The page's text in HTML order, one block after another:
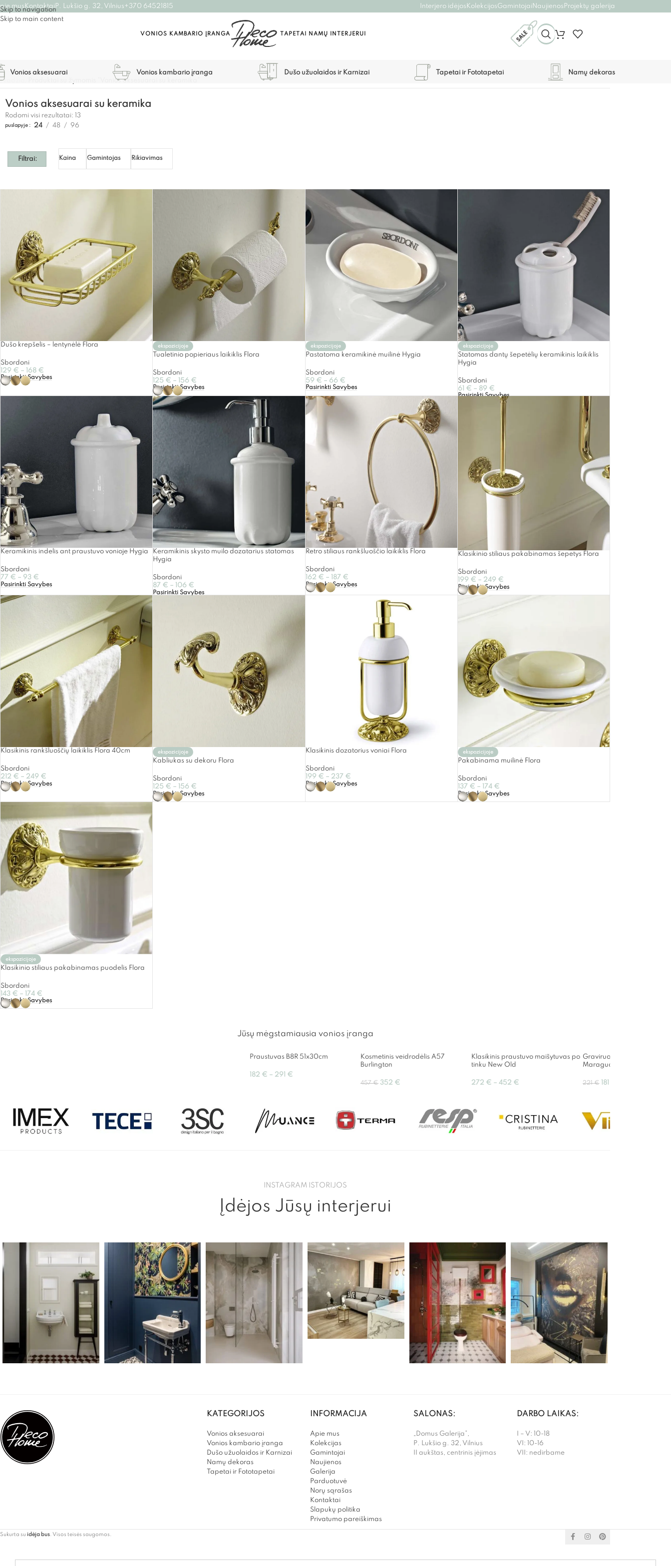
Skip to navigation
Skip to main content
mus Kontaktai P. Lukšio g. 32, Vilnius +370 64521815 Interjero idėjos KolekcijosGamintojai Naujienos Projektų galerija
VONIOS KAMBARIO ĮRANGA TAPETAI NAMŲ INTERJERUI
Vonios aksesuarai Vonios kambario įranga Dušo užuolaidos ir Karnizai Tapetai ir Fototapetai
Namų dekoras
Pradžia
Produktai su žymomis “Vonios aksesuarai su keramika”
Vonios aksesuarai su keramika
Rodomi visi rezultatai: 13
puslapyje 24 48 96
Filtrai: Kaina Gamintojas Rikiavimas
Dušo krepšelis – lentynėlė Flora
Sbordoni
129 € – 168 €
Pasirinkti Savybes
ekspozicijoje
Tualetinio popieriaus laikiklis Flora
Sbordoni
125 € – 156 €
Pasirinkti Savybes
ekspozicijoje
Pastatoma keramikinė muilinė Hygia
Sbordoni
59 € – 66 €
Pasirinkti Savybes
ekspozicijoje
Statomas dantų šepetėlių keramikinis laikiklis
Hygia
Sbordoni
61 € – 89 €
Pasirinkti Savybes
Keramikinis indelis ant praustuvo vonioje Hygia
Sbordoni
77 € – 93 €
Pasirinkti Savybes
Keramikinis skysto muilo dozatarius statomas
Hygia
Sbordoni
87 € – 106 €
Pasirinkti Savybes
Retro stiliaus rankšluoščio laikiklis Flora
Sbordoni
162 € – 187 €
Pasirinkti Savybes
Klasikinio stiliaus pakabinamas šepetys Flora
Sbordoni
199 € – 249 €
Pasirinkti Savybes
Klasikinis rankšluoščių laikiklis Flora 40cm
Sbordoni
212 € – 249 €
Pasirinkti Savybes
ekspozicijoje
Kabliukas su dekoru Flora
Sbordoni
125 € – 156 €
Pasirinkti Savybes
Klasikinis dozatorius voniai Flora
Sbordoni
199 € – 237 €
Pasirinkti Savybes
ekspozicijoje
Pakabinama muilinė Flora
Sbordoni
137 € – 174 €
Pasirinkti Savybes
ekspozicijoje
Klasikinio stiliaus pakabinamas puodelis Flora
Sbordoni
143 € – 174 €
Pasirinkti Savybes
Jūsų mėgstamiausia vonios įranga
Praustuvas B8R 51x30cm
182 € – 291 €
Kosmetinis veidrodėlis A57
Burlington
457€ 352 €
Klasikinis praustuvo maišytuvas po
tinku New Old
272 € – 452 €
Graviruoto stiklo praustuvas
Maragua 40cm
221€ 181
INSTAGRAM ISTORIJOS
Įdėjos Jūsų interjerui
KATEGORIJOS
Vonios aksesuarai
Vonios kambario įranga
Dušo užuolaidos ir Karnizai
Namų dekoras
Tapetai ir Fototapetai
INFORMACIJA
Apie mus
Kolekcijas
Gamintojai
Naujienos
Galerija
Parduotuvė
Norų sąrašas
Kontaktai
Slapukų politika
Privatumo pareiškimas
SALONAS:
„Domus Galerija”,
P. Lukšio g. 32, Vilnius
II aukštas, centrinis įėjimas
DARBO LAIKAS:
I – V: 10-18
VI: 10-16
VII: nedirbame
Sukurta su idėja bus . Visos teisės saugomos.